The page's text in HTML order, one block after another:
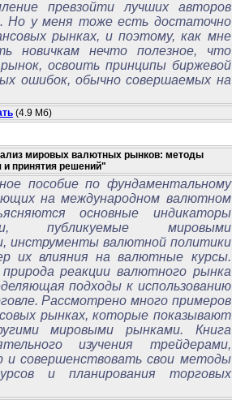
превзойти лучших авторов
Но у меня тоже есть достаточно
рынках, и поэтому, как мне
новичкам нечто полезное, что
освоить принципы биржевой
ошибок, обычно совершаемых на
(4.9 Мб)
мировых валютных рынков: методы
и принятия решений"
пособие по фундаментальному
на международном валютном
основные индикаторы
публикуемые мировыми
инструменты валютной политики
их влияния на валютные курсы.
реакции валютного рынка
подходы к использованию
Рассмотрено много примеров
рынках, которые показывают
мировыми рынками. Книга
изучения трейдерами,
и совершенствовать свои методы
и планирования торговых